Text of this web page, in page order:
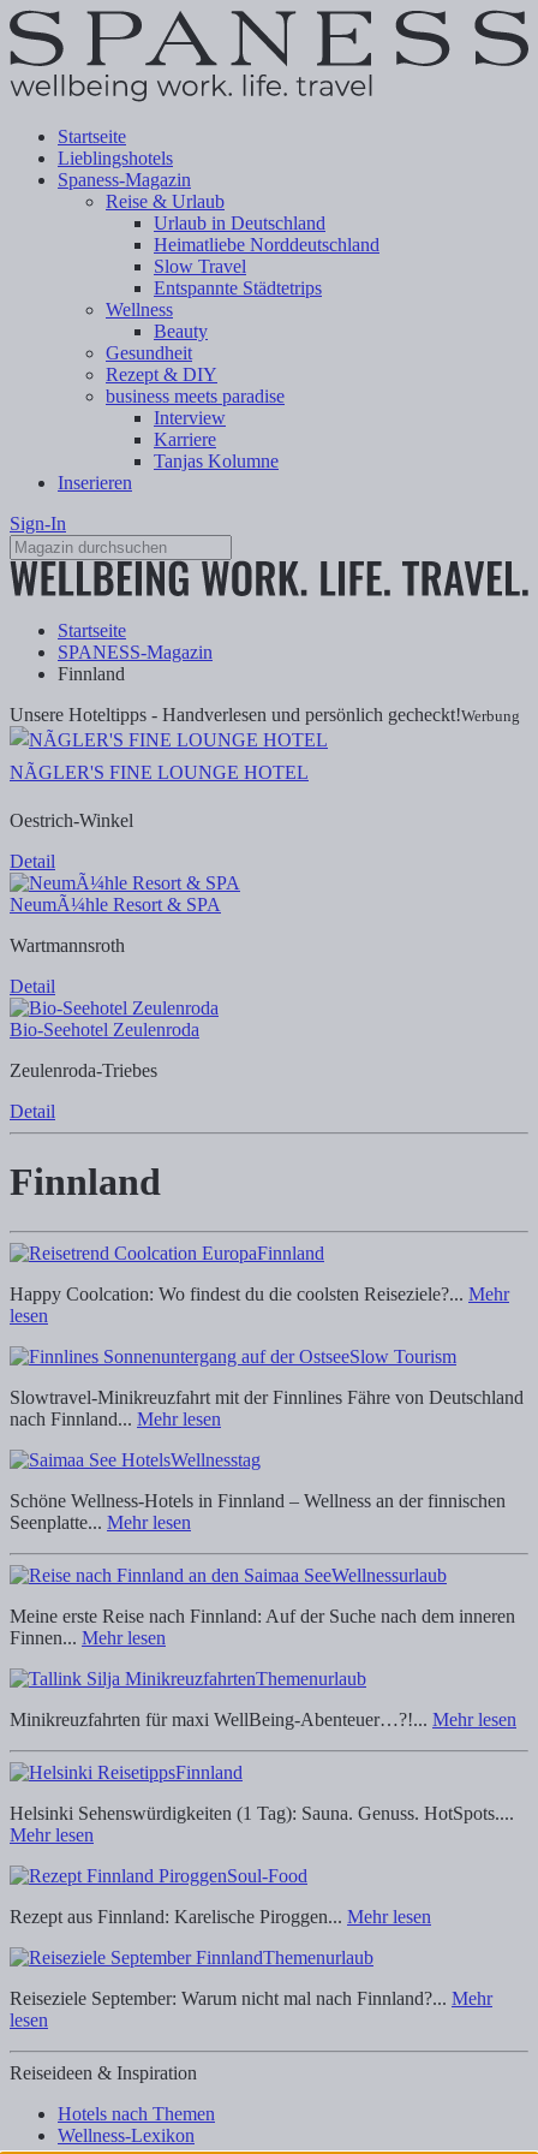
Startseite
Lieblingshotels
Spaness-Magazin
Reise & Urlaub
Urlaub in Deutschland
Heimatliebe Norddeutschland
Slow Travel
Entspannte Städtetrips
Wellness
Beauty
Gesundheit
Rezept & DIY
business meets paradise
Interview
Karriere
Tanjas Kolumne
Inserieren
Sign-In
Startseite
SPANESS-Magazin
Finnland
Unsere Hoteltipps - Handverlesen und persönlich gecheckt!Werbung
NÃGLER'S FINE LOUNGE HOTEL
Oestrich-Winkel
Detail
NeumÃ¼hle Resort & SPA
Wartmannsroth
Detail
Bio-Seehotel Zeulenroda
Zeulenroda-Triebes
Detail
Finnland
Finnland
Happy Coolcation: Wo findest du die coolsten Reiseziele?... Mehr
lesen
Slow Tourism
Slowtravel-Minikreuzfahrt mit der Finnlines Fähre von Deutschland
nach Finnland... Mehr lesen
Wellnesstag
Schöne Wellness-Hotels in Finnland – Wellness an der finnischen
Seenplatte... Mehr lesen
Wellnessurlaub
Meine erste Reise nach Finnland: Auf der Suche nach dem inneren
Finnen... Mehr lesen
Themenurlaub
Minikreuzfahrten für maxi WellBeing-Abenteuer…?!... Mehr lesen
Finnland
Helsinki Sehenswürdigkeiten (1 Tag): Sauna. Genuss. HotSpots....
Mehr lesen
Soul-Food
Rezept aus Finnland: Karelische Piroggen... Mehr lesen
Themenurlaub
Reiseziele September: Warum nicht mal nach Finnland?... Mehr
lesen
Reiseideen & Inspiration
Hotels nach Themen
Wellness-Lexikon